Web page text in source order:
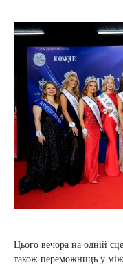
Цього вечора на одній
також переможниць у